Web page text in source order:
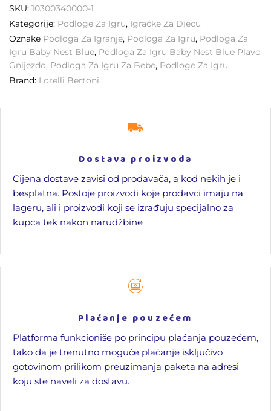
SKU: 10300340000-1
Kategorije: Podloge Za Igru, Igračke Za Djecu
Oznake Podloga Za Igranje, Podloga Za Igru, Podloga Za
Igru Baby Nest Blue, Podloga Za Igru Baby Nest Blue Plavo
Gnijezdo, Podloga Za Igru Za Bebe, Podloge Za Igru
Brand: Lorelli Bertoni
Dostava proizvoda
Cijena dostave zavisi od prodavača, a kod nekih je i
besplatna. Postoje proizvodi koje prodavci imaju na
lageru, ali i proizvodi koji se izrađuju specijalno za
kupca tek nakon narudžbine
Plaćanje pouzećem
Platforma funkcioniše po principu plaćanja pouzećem,
tako da je trenutno moguće plaćanje isključivo
gotovinom prilikom preuzimanja paketa na adresi
koju ste naveli za dostavu.